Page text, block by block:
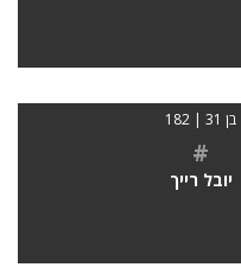
בן 31 | 182
#
יובל רייך